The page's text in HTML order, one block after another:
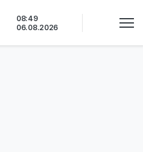
08:49
06.08.2026